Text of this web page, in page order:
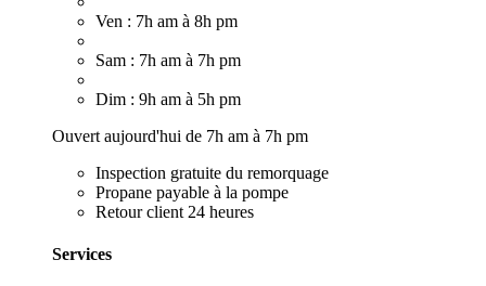
Ven : 7h am à 8h pm
Sam : 7h am à 7h pm
Dim : 9h am à 5h pm
Ouvert aujourd'hui de 7h am à 7h pm
Inspection gratuite du remorquage
Propane payable à la pompe
Retour client 24 heures
Services